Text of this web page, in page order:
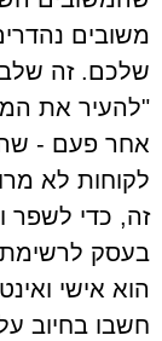
משובים
שלכם. זה
"להעיר את
אחר פעם -
לקוחות לא
זה, כדי לשפר
בעסק
הוא אישי
חשבו בחיוב